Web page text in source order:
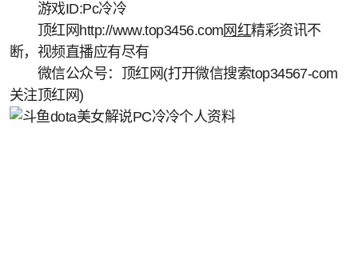
游戏ID:Pc冷冷
顶红网http://www.top3456.com网红精彩资讯不
断，视频直播应有尽有
微信公众号：顶红网(打开微信搜索top34567-com
关注顶红网)